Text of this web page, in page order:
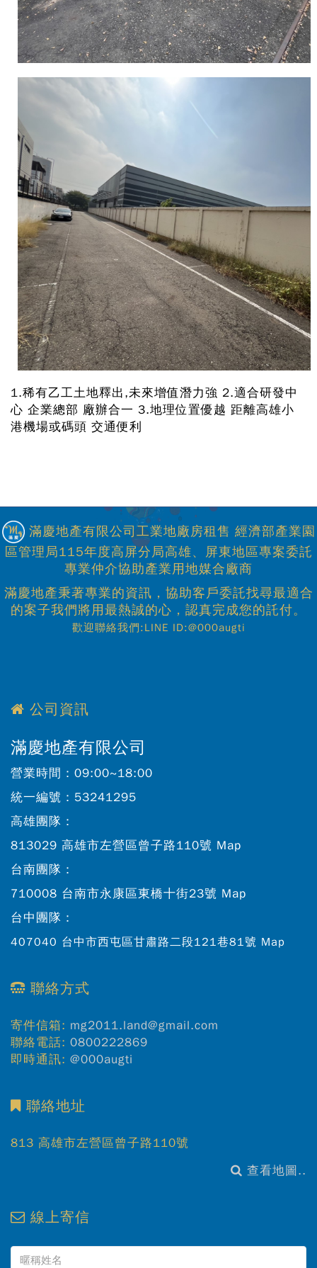
1.稀有乙工土地釋出,未來增值潛力強 2.適合研發中
心 企業總部 廠辦合一 3.地理位置優越 距離高雄小
港機場或碼頭 交通便利
滿慶地產有限公司工業地廠房租售 經濟部產業園
區管理局115年度高屏分局高雄、屏東地區專案委託
專業仲介協助產業用地媒合廠商
滿慶地產秉著專業的資訊，協助客戶委託找尋最適合
的案子我們將用最熱誠的心，認真完成您的託付。
歡迎聯絡我們:LINE ID:@000augti
公司資訊
滿慶地產有限公司
營業時間： 09:00~18:00
統一編號： 53241295
高雄團隊：
813029 高雄市左營區曾子路110號 Map
台南團隊：
710008 台南市永康區東橋十街23號 Map
台中團隊：
407040 台中市西屯區甘肅路二段121巷81號 Map
聯絡方式
寄件信箱: mg2011.land@gmail.com
聯絡電話: 0800222869
即時通訊: @000augti
聯絡地址
813 高雄市左營區曾子路110號
查看地圖..
線上寄信